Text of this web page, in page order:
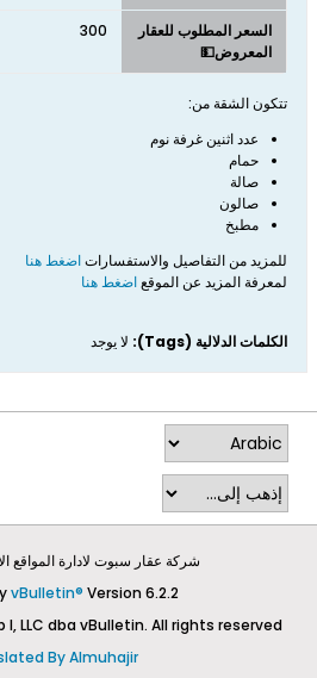
السعر المطلوب للعقار
المعروض💵
300
تتكون الشقة من:
عدد اثنين غرفة نوم
حمام
صالة
صالون
مطبخ
للمزيد من التفاصيل والاستفساراتاضغط هنا
لمعرفة المزيد عن الموقعاضغط هنا
الكلمات الدلالية (Tags): لا يوجد
شركة عقار سبوت لادارة المواقع
vBulletin® Version 6.2.2
LLC dba vBulletin. All rights reserved.
By Almuhajir